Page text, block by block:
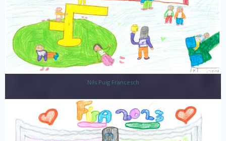
Nils Puig Francesch